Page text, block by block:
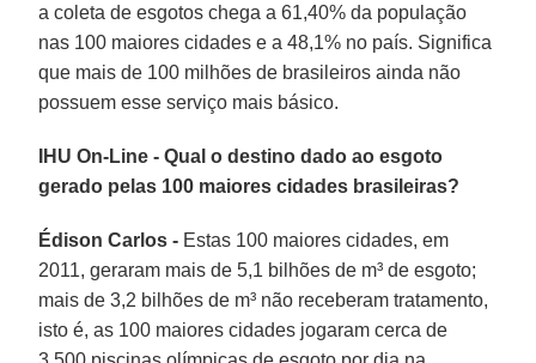
a coleta de esgotos chega a 61,40% da população
nas 100 maiores cidades e a 48,1% no país. Significa
que mais de 100 milhões de brasileiros ainda não
possuem esse serviço mais básico.
IHU On-Line - Qual o destino dado ao esgoto
gerado pelas 100 maiores cidades brasileiras?
Édison Carlos - Estas 100 maiores cidades, em
2011, geraram mais de 5,1 bilhões de m³ de esgoto;
mais de 3,2 bilhões de m³ não receberam tratamento,
isto é, as 100 maiores cidades jogaram cerca de